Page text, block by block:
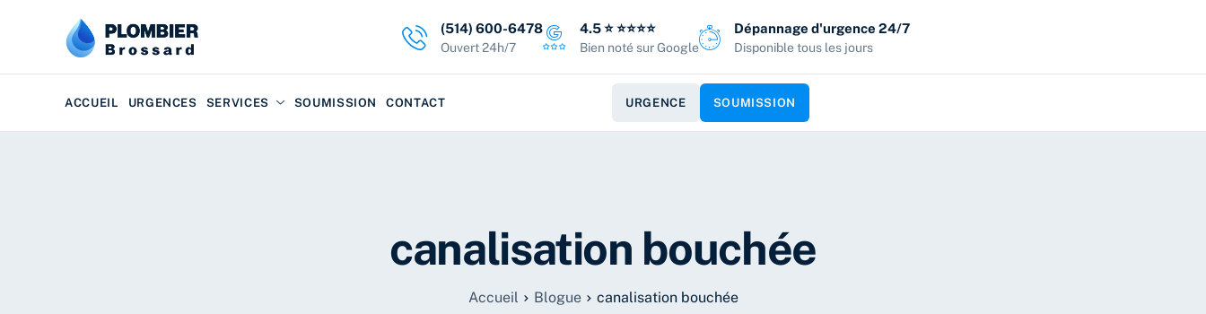
(514) 600-6478
Ouvert 24h/7
4.5 ⭐️ ⭐️⭐️⭐️⭐️
Bien noté sur Google
Dépannage d'urgence 24/7
Disponible tous les jours
ACCUEIL URGENCES SERVICES SOUMISSION CONTACT URGENCE SOUMISSION
canalisation bouchée
Accueil Blogue canalisation bouchée